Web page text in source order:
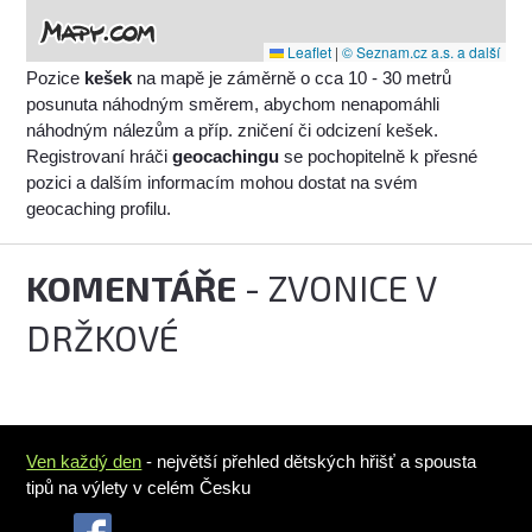
Leaflet | © Seznam.cz a.s. a další
Pozice kešek na mapě je záměrně o cca 10 - 30 metrů
posunuta náhodným směrem, abychom nenapomáhli
náhodným nálezům a příp. zničení či odcizení kešek.
Registrovaní hráčigeocachingu se pochopitelně k přesné
pozici a dalším informacím mohou dostat na svém
geocaching profilu.
KOMENTÁŘE - ZVONICE V
DRŽKOVÉ
Ven každý den - největší přehled dětských hřišť a spousta
tipů na výlety v celém Česku